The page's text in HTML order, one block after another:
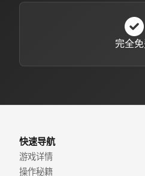
完全
快速导航
游戏详情
操作秘籍